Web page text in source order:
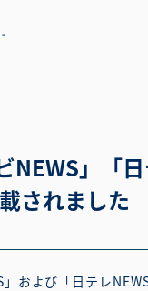
NEWS」「
されました
」および「日テレ